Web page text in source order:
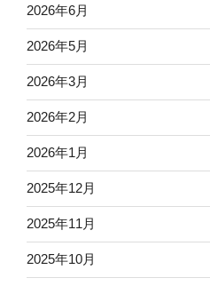
2026年6月
2026年5月
2026年3月
2026年2月
2026年1月
2025年12月
2025年11月
2025年10月